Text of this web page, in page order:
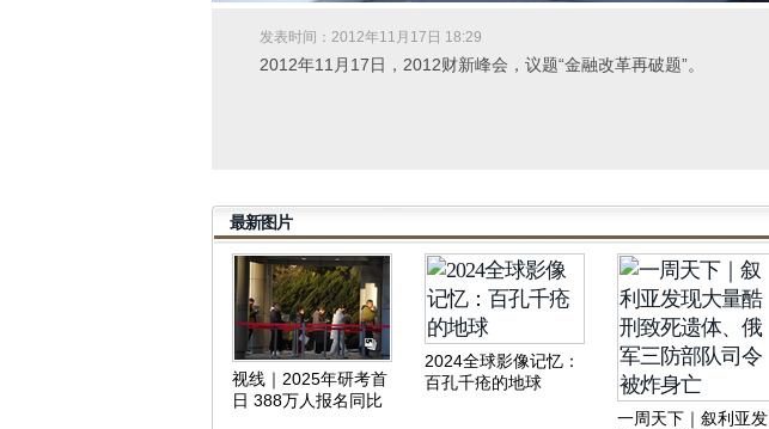
发表时间：2012年11月17日 18:29
2012年11月17日，2012财新峰会，议题“金融改革再破题”。
最新图片
视线｜2025年研考首
日 388万人报名同比
2024全球影像记忆：
百孔千疮的地球
一周天下｜叙利亚发